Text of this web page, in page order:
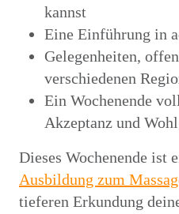
kannst
Eine Einführung in
Gelegenheiten,
verschiedenen
Ein Wochenende
Akzeptanz und
Dieses Wochenende ist
Ausbildung zum
tieferen Erkundung